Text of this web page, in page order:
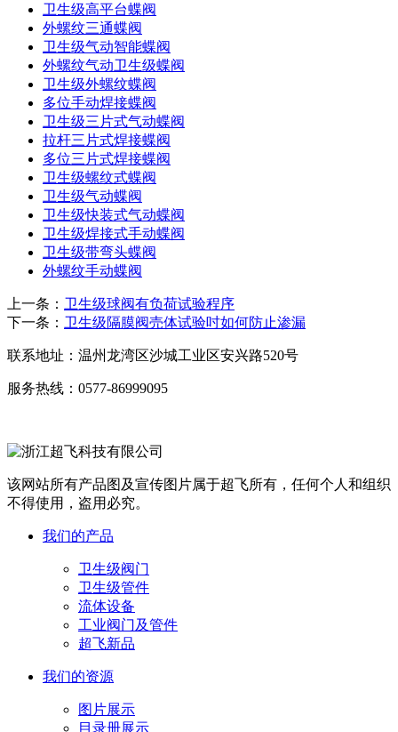
卫生级高平台蝶阀
外螺纹三通蝶阀
卫生级气动智能蝶阀
外螺纹气动卫生级蝶阀
卫生级外螺纹蝶阀
多位手动焊接蝶阀
卫生级三片式气动蝶阀
拉杆三片式焊接蝶阀
多位三片式焊接蝶阀
卫生级螺纹式蝶阀
卫生级气动蝶阀
卫生级快装式气动蝶阀
卫生级焊接式手动蝶阀
卫生级带弯头蝶阀
外螺纹手动蝶阀
上一条： 卫生级球阀有负荷试验程序
下一条： 卫生级隔膜阀売体试验吋如何防止渗漏
联系地址： 温州龙湾区沙城工业区安兴路520号
服务热线： 0577-86999095
该网站所有产品图及宣传图片属于超飞所有，任何个人和组织
不得使用，盗用必究。
我们的产品
卫生级阀门
卫生级管件
流体设备
工业阀门及管件
超飞新品
我们的资源
图片展示
目录册展示